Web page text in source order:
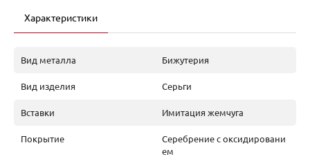
Характеристики
Вид металла Бижутерия
Вид изделия Серьги
Вставки Имитация жемчуга
Покрытие
Серебрение с оксидировани
ем